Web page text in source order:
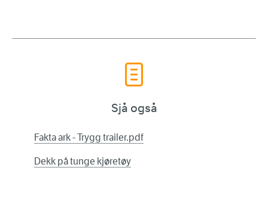
Sjå også
Fakta ark - Trygg trailer.pdf
Dekk på tunge kjøretøy